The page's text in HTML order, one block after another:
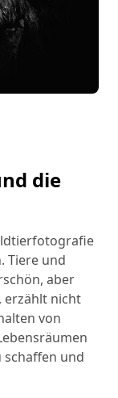
die
Tiere und
aber
erzählt nicht
von
schaffen und